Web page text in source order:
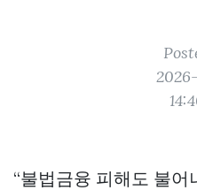
“불법금융 피해도 불